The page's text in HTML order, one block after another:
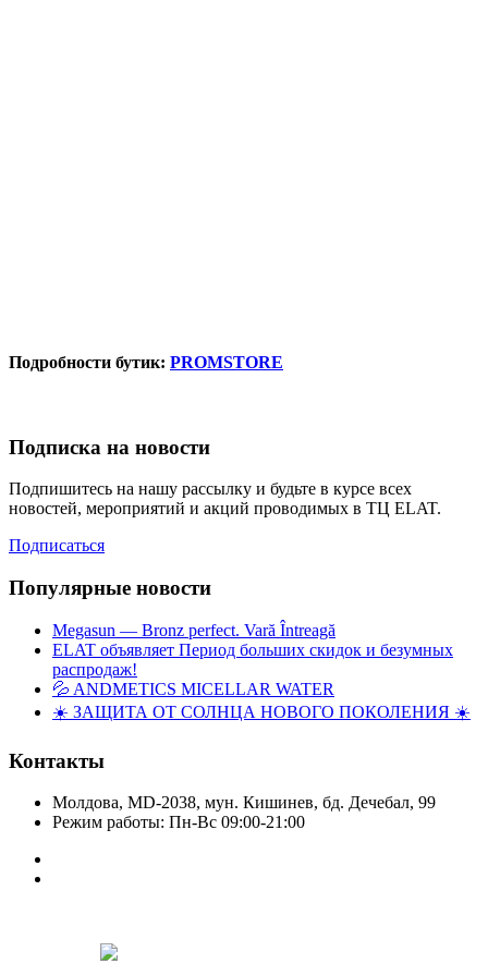
Подробности бутик: PROMSTORE
Подписка на новости
Подпишитесь на нашу рассылку и будьте в курсе всех
новостей, мероприятий и акций проводимых в ТЦ ELAT.
Подписаться
Популярные новости
Megasun — Bronz perfect. Vară Întreagă
ELAT объявляет Период больших скидок и безумных
распродаж!
💦 ANDMETICS MICELLAR WATER
☀️ ЗАЩИТА ОТ СОЛНЦА НОВОГО ПОКОЛЕНИЯ ☀️
Контакты
Молдова, MD-2038, мун. Кишинев, бд. Дечебал, 99
Режим работы: Пн-Вс 09:00-21:00